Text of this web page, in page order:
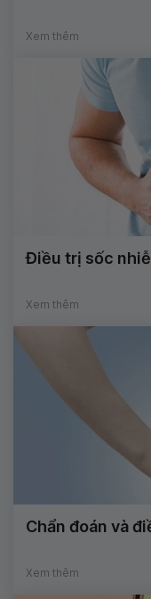
Xem thêm
Điều trị sốc
Xem thêm
Chẩn đoán và
Xem thêm